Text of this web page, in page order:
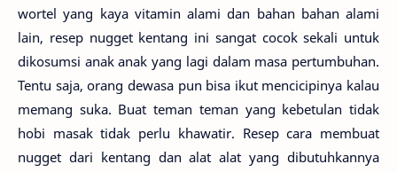
wortel yang kaya vitamin alami dan bahan bahan alami
lain, resep nugget kentang ini sangat cocok sekali untuk
dikosumsi anak anak yang lagi dalam masa pertumbuhan.
Tentu saja, orang dewasa pun bisa ikut mencicipinya kalau
memang suka. Buat teman teman yang kebetulan tidak
hobi masak tidak perlu khawatir. Resep cara membuat
nugget dari kentang dan alat alat yang dibutuhkannya